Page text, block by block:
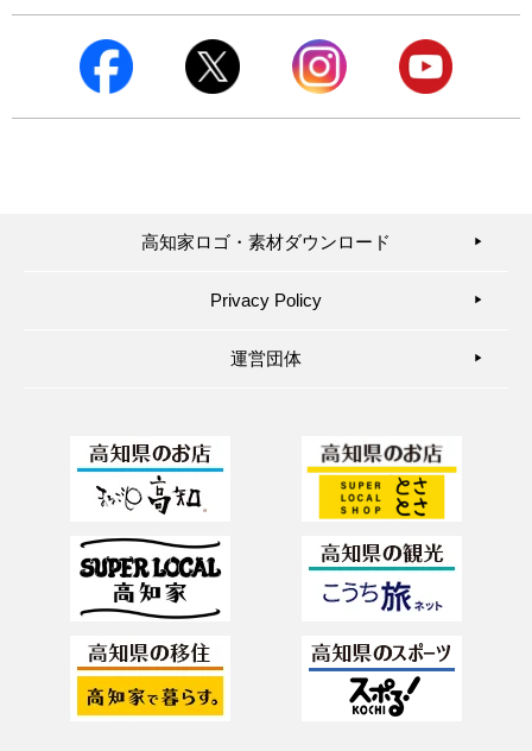
高知家ロゴ・素材ダウンロード ▶︎
Privacy Policy ▶︎
運営団体 ▶︎